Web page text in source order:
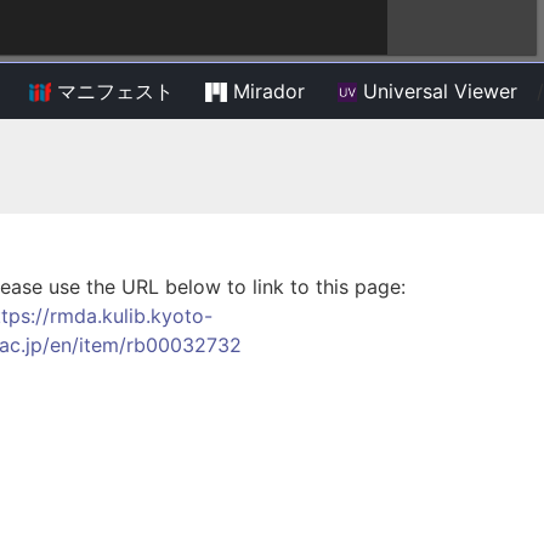
マニフェスト Mirador Universal Viewer
use the URL below to link to this page:
rmda.kulib.kyoto-
en/item/rb00032732